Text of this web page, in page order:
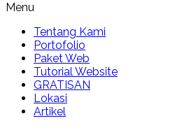
Menu
Tentang Kami
Portofolio
Paket Web
Tutorial Website
GRATISAN
Lokasi
Artikel